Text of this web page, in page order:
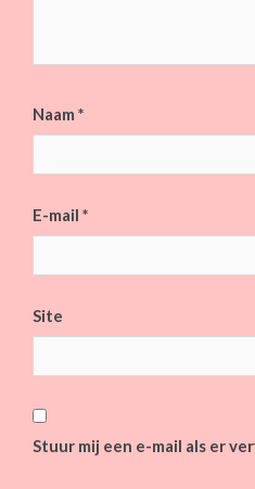
Naam *
E-mail *
Site
Stuur mij een e-mail als er